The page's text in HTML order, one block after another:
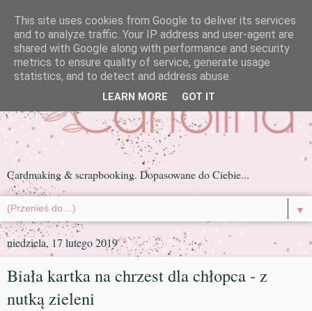
Cardmaking & scrapbooking. Dopasowane do Ciebie...
▼
niedziela, 17 lutego 2019
Biała kartka na chrzest dla chłopca - z
nutką zieleni
This site uses cookies from Google to deliver its services
and to analyze traffic. Your IP address and user-agent are
shared with Google along with performance and security
metrics to ensure quality of service, generate usage
statistics, and to detect and address abuse.
LEARN MORE GOT IT